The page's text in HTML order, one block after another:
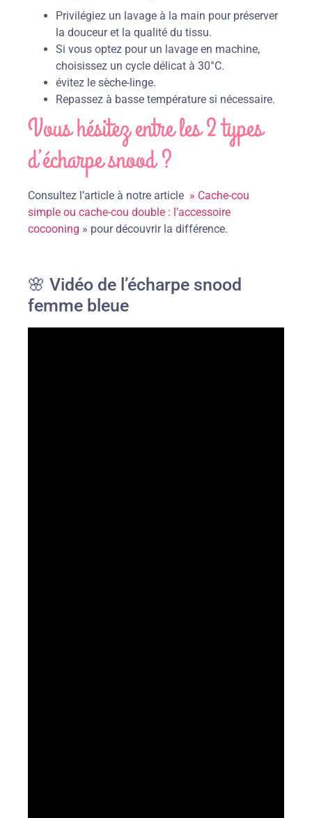
Privilégiez un lavage à la main pour préserver
la douceur et la qualité du tissu.
Si vous optez pour un lavage en machine,
choisissez un cycle délicat à 30°C.
évitez le sèche-linge.
Repassez à basse température si nécessaire.
Vous hésitez entre les 2 types
d’écharpe snood ?
Consultez l’article à notre article » Cache-cou
simple ou cache-cou double : l’accessoire
cocooning » pour découvrir la différence.
🌸 Vidéo de l’écharpe snood
femme bleue